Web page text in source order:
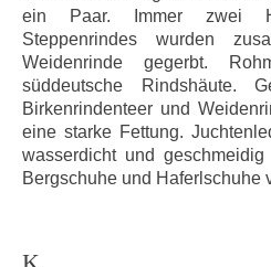
ein Paar. Immer zwei
Steppenrindes wurden
Weidenrinde gegerbt.
süddeutsche Rindshäute.
Birkenrindenteer und
eine starke Fettung.
wasserdicht und
Bergschuhe und Haferlschuhe